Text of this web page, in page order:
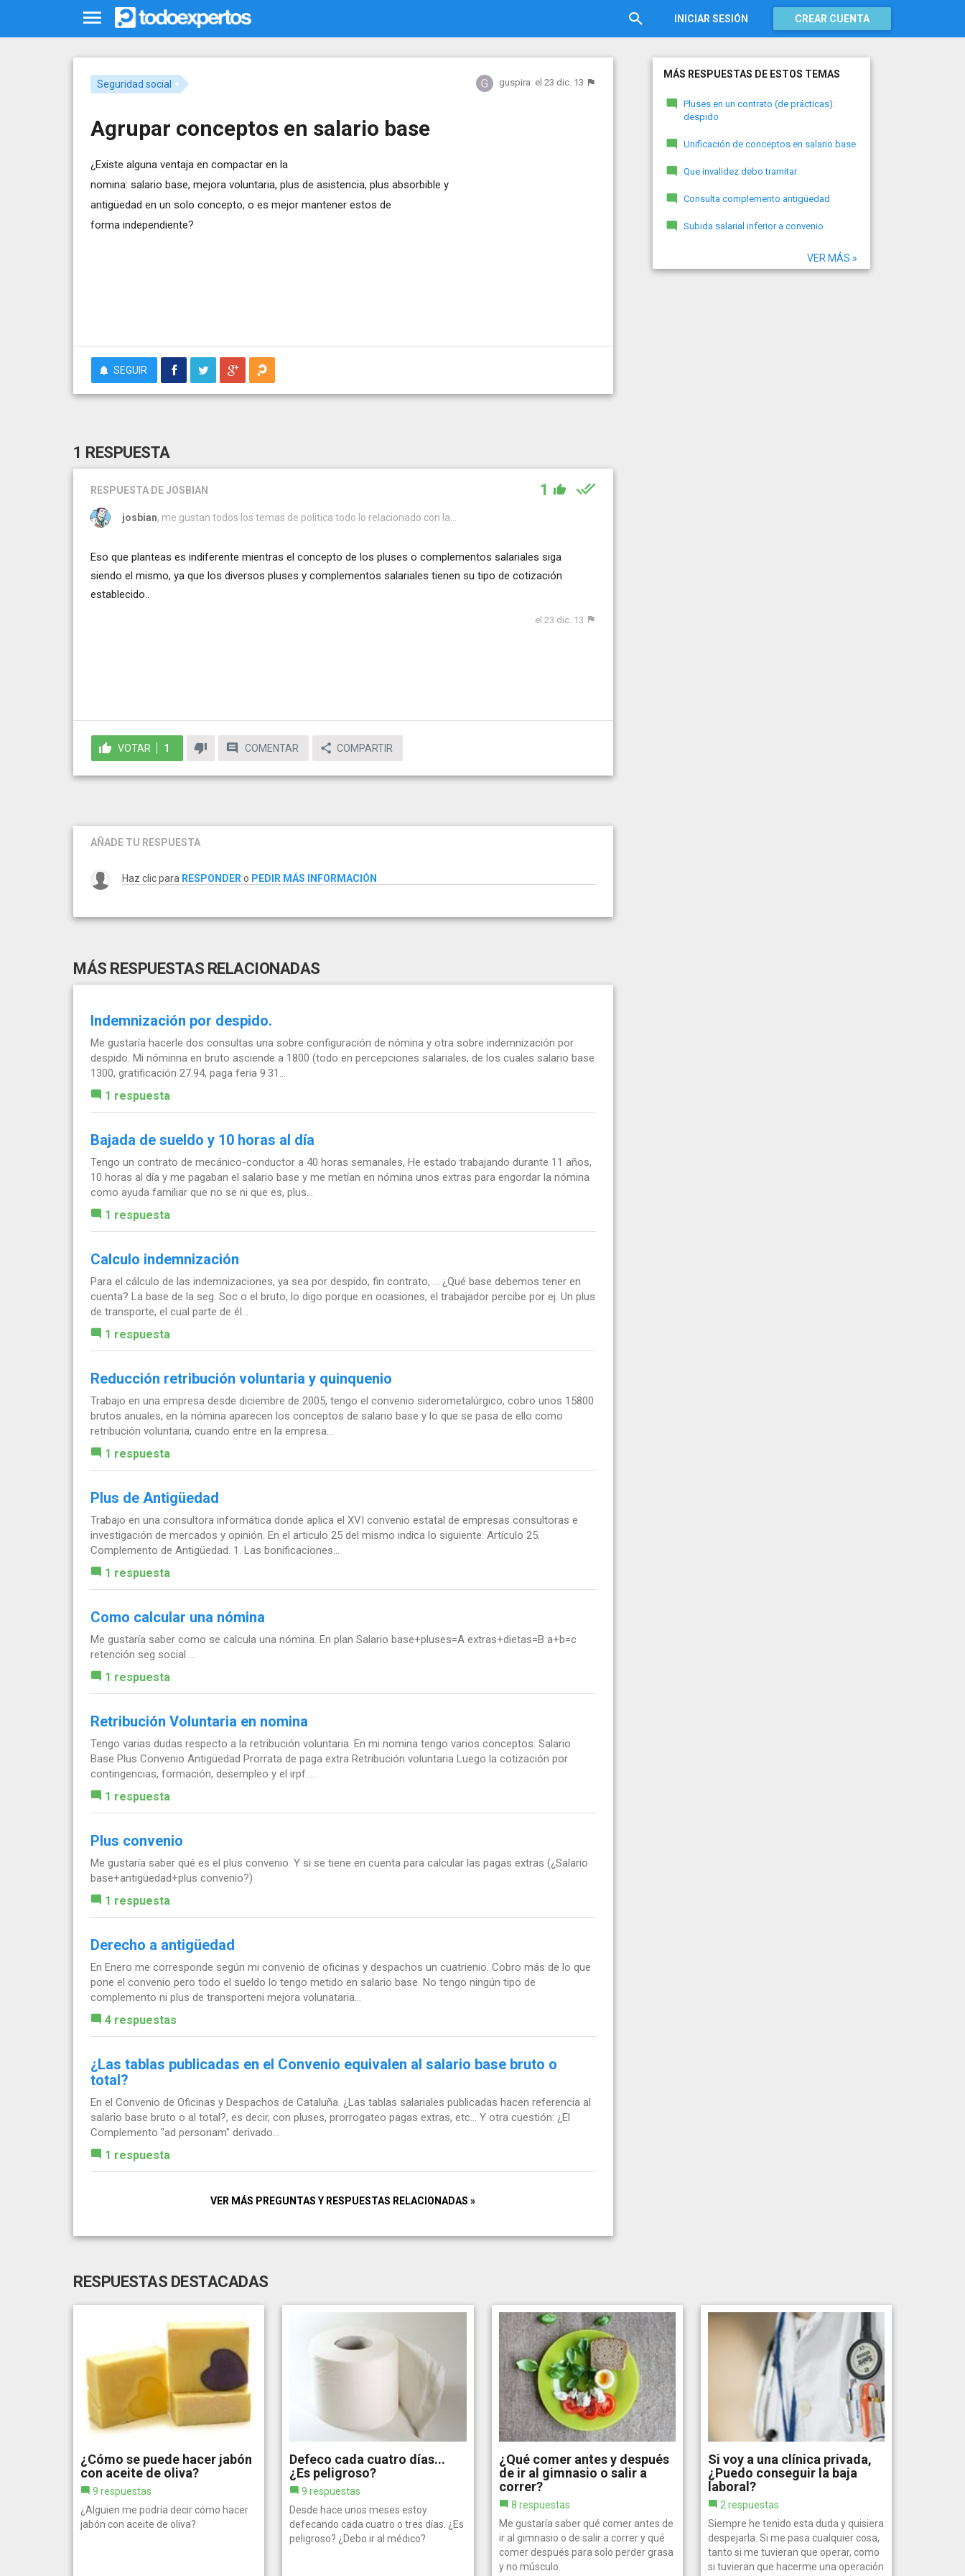
INICIAR SESIÓN CREAR CUENTA
Seguridad social guspira el 23 dic. 13
Agrupar conceptos en salario base
¿Existe alguna ventaja en compactar en la
nomina: salario base, mejora voluntaria, plus de asistencia, plus absorbible y
antigüedad en un solo concepto, o es mejor mantener estos de
forma independiente?
SEGUIR
1 RESPUESTA
RESPUESTA DE JOSBIAN 1
josbian, me gustan todos los temas de politica todo lo relacionado con la...
Eso que planteas es indiferente mientras el concepto de los pluses o complementos salariales siga
siendo el mismo, ya que los diversos pluses y complementos salariales tienen su tipo de cotización
establecido..
el 23 dic. 13
VOTAR 1 COMENTAR COMPARTIR
AÑADE TU RESPUESTA
Haz clic para RESPONDER o PEDIR MÁS INFORMACIÓN
MÁS RESPUESTAS RELACIONADAS
Indemnización por despido.
Me gustaría hacerle dos consultas una sobre configuración de nómina y otra sobre indemnización por
despido. Mi nóminna en bruto asciende a 1800 (todo en percepciones salariales, de los cuales salario base
1300, gratificación 27.94, paga feria 9.31...
1 respuesta
Bajada de sueldo y 10 horas al día
Tengo un contrato de mecánico-conductor a 40 horas semanales, He estado trabajando durante 11 años,
10 horas al día y me pagaban el salario base y me metían en nómina unos extras para engordar la nómina
como ayuda familiar que no se ni que es, plus...
1 respuesta
Calculo indemnización
Para el cálculo de las indemnizaciones, ya sea por despido, fin contrato, ... ¿Qué base debemos tener en
cuenta? La base de la seg. Soc o el bruto, lo digo porque en ocasiones, el trabajador percibe por ej. Un plus
de transporte, el cual parte de él...
1 respuesta
Reducción retribución voluntaria y quinquenio
Trabajo en una empresa desde diciembre de 2005, tengo el convenio siderometalúrgico, cobro unos 15800
brutos anuales, en la nómina aparecen los conceptos de salario base y lo que se pasa de ello como
retribución voluntaria, cuando entre en la empresa...
1 respuesta
Plus de Antigüedad
Trabajo en una consultora informática donde aplica el XVI convenio estatal de empresas consultoras e
investigación de mercados y opinión. En el articulo 25 del mismo indica lo siguiente: Artículo 25.
Complemento de Antigüedad. 1. Las bonificaciones...
1 respuesta
Como calcular una nómina
Me gustaría saber como se calcula una nómina. En plan Salario base+pluses=A extras+dietas=B a+b=c
retención seg social ...
1 respuesta
Retribución Voluntaria en nomina
Tengo varias dudas respecto a la retribución voluntaria. En mi nomina tengo varios conceptos: Salario
Base Plus Convenio Antigüedad Prorrata de paga extra Retribución voluntaria Luego la cotización por
contingencias, formación, desempleo y el irpf....
1 respuesta
Plus convenio
Me gustaría saber qué es el plus convenio. Y si se tiene en cuenta para calcular las pagas extras (¿Salario
base+antigüedad+plus convenio?)
1 respuesta
Derecho a antigüedad
En Enero me corresponde según mi convenio de oficinas y despachos un cuatrienio. Cobro más de lo que
pone el convenio pero todo el sueldo lo tengo metido en salario base. No tengo ningún tipo de
complemento ni plus de transporteni mejora volunataria...
4 respuestas
¿Las tablas publicadas en el Convenio equivalen al salario base bruto o
total?
En el Convenio de Oficinas y Despachos de Cataluña. ¿Las tablas salariales publicadas hacen referencia al
salario base bruto o al total?, es decir, con pluses, prorrogateo pagas extras, etc... Y otra cuestión: ¿El
Complemento "ad personam" derivado...
1 respuesta
VER MÁS PREGUNTAS Y RESPUESTAS RELACIONADAS »
MÁS RESPUESTAS DE ESTOS TEMAS
Pluses en un contrato (de prácticas):
despido
Unificación de conceptos en salario base
Que invalidez debo tramitar
Consulta complemento antigüedad
Subida salarial inferior a convenio
VER MÁS »
RESPUESTAS DESTACADAS
¿Cómo se puede hacer jabón
con aceite de oliva?
9 respuestas
¿Alguien me podría decir cómo hacer
jabón con aceite de oliva?
Defeco cada cuatro días...
¿Es peligroso?
9 respuestas
Desde hace unos meses estoy
defecando cada cuatro o tres días. ¿Es
peligroso? ¿Debo ir al médico?
¿Qué comer antes y después
de ir al gimnasio o salir a
correr?
8 respuestas
Me gustaría saber qué comer antes de
ir al gimnasio o de salir a correr y qué
comer después para solo perder grasa
y no músculo.
Si voy a una clínica privada,
¿Puedo conseguir la baja
laboral?
2 respuestas
Siempre he tenido esta duda y quisiera
despejarla. Si me pasa cualquier cosa,
tanto si me tuvieran que operar, como
si tuvieran que hacerme una operación